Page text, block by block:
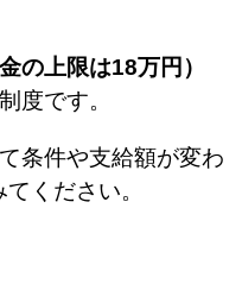
の上限は18万円）
度です。
条件や支給額が変わ
ください。